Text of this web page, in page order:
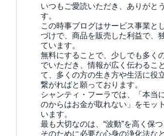
いつもご愛読いただき、ありがと
す。
この時事ブログはサービス事業と
づけで、商品を販売した利益で、
ています。
無料にすることで、少しでも多く
でいただき、情報が広く伝わるこ
て、 多くの方の生き方や生活に役
繋がればと願っております。
シャンティ・フーラでは、「本当
のからはお金が取れない」をモッ
います。
最も大切なのは、“波動”を高く保つ
そのために必要な心身の浄化法な